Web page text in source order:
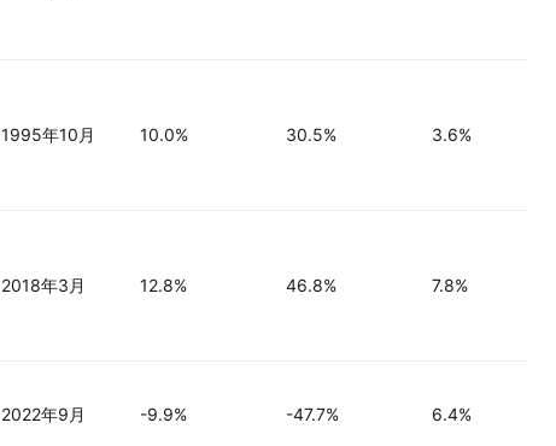
1995年10月 10.0% 30.5% 3.6%
2018年3月 12.8% 46.8% 7.8%
2022年9月 -9.9% -47.7% 6.4%